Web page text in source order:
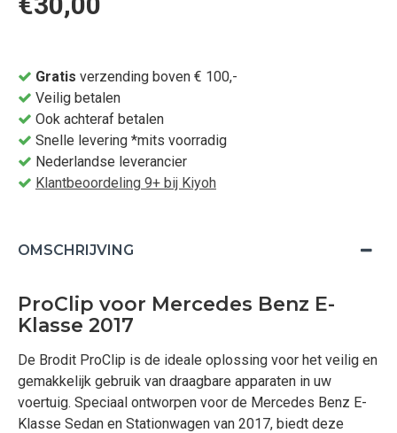
Gratis verzending boven € 100,-
Veilig betalen
Ook achteraf betalen
Snelle levering *mits voorradig
Nederlandse leverancier
Klantbeoordeling 9+ bij Kiyoh
OMSCHRIJVING
ProClip voor Mercedes Benz E-
Klasse 2017
De Brodit ProClip is de ideale oplossing voor het veilig en
gemakkelijk gebruik van draagbare apparaten in uw
voertuig. Speciaal ontworpen voor de Mercedes Benz E-
Klasse Sedan en Stationwagen van 2017, biedt deze